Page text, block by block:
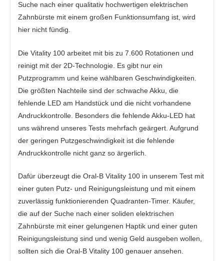
Suche nach einer qualitativ hochwertigen elektrischen
Zahnbürste mit einem großen Funktionsumfang ist, wird
hier nicht fündig.
Die Vitality 100 arbeitet mit bis zu 7.600 Rotationen und
reinigt mit der 2D-Technologie. Es gibt nur ein
Putzprogramm und keine wählbaren Geschwindigkeiten.
Die größten Nachteile sind der schwache Akku, die
fehlende LED am Handstück und die nicht vorhandene
Andruckkontrolle. Besonders die fehlende Akku-LED hat
uns während unseres Tests mehrfach geärgert. Aufgrund
der geringen Putzgeschwindigkeit ist die fehlende
Andruckkontrolle nicht ganz so ärgerlich.
Dafür überzeugt die Oral-B Vitality 100 in unserem Test mit
einer guten Putz- und Reinigungsleistung und mit einem
zuverlässig funktionierenden Quadranten-Timer. Käufer,
die auf der Suche nach einer soliden elektrischen
Zahnbürste mit einer gelungenen Haptik und einer guten
Reinigungsleistung sind und wenig Geld ausgeben wollen,
sollten sich die Oral-B Vitality 100 genauer ansehen.